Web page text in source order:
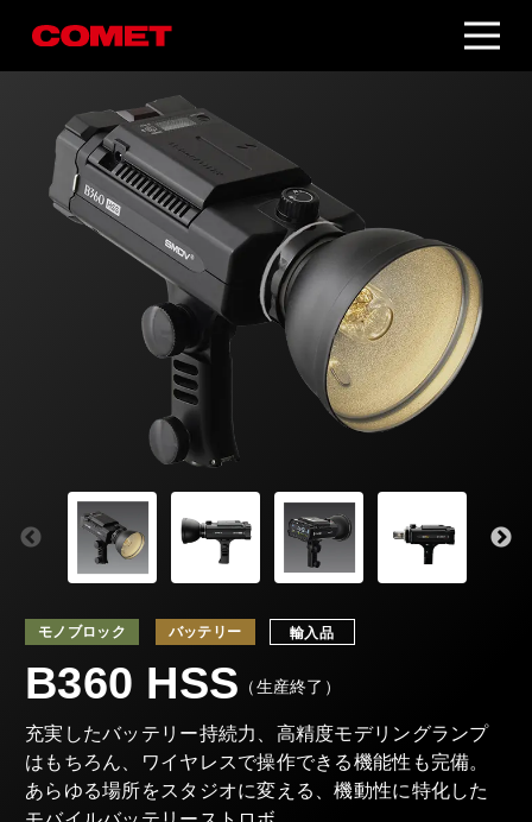
モノブロック バッテリー 輸入品
B360 HSS （生産終了）
充実したバッテリー持続力、高精度モデリングランプ
はもちろん、ワイヤレスで操作できる機能性も完備。
あらゆる場所をスタジオに変える、機動性に特化した